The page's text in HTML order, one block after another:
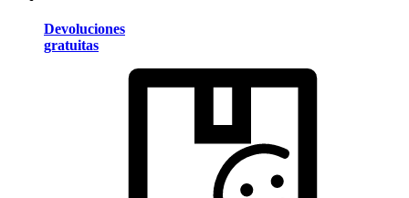
Devoluciones
gratuitas